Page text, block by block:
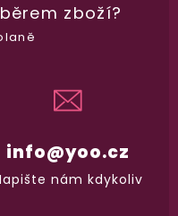
info@yoo.cz
nám kdykoliv
zboží?